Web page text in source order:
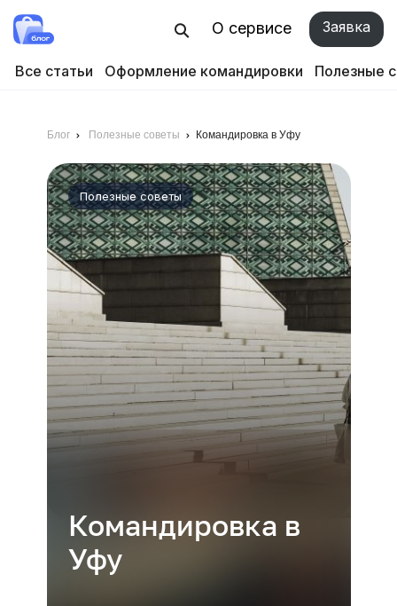
О сервисе Заявка
Все статьи Оформление командировки Полезные
Блог Полезные советы Командировка в Уфу
Полезные советы
Командировка в
Уфу